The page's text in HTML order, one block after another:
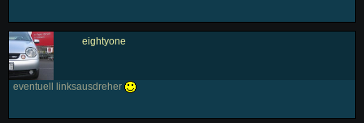
eightyone
eventuell linksausdreher